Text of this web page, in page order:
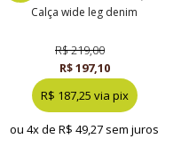
calça wide leg denim
R$ 219,00
R$ 197,10
R$ 187,25 via pix
ou 4x de R$ 49,27 sem juros